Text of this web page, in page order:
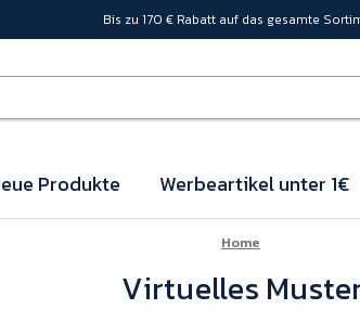
Bis zu 170 € Rabatt auf das gesamte
Produkte Werbeartikel unter 1€
Home
Virtuelles